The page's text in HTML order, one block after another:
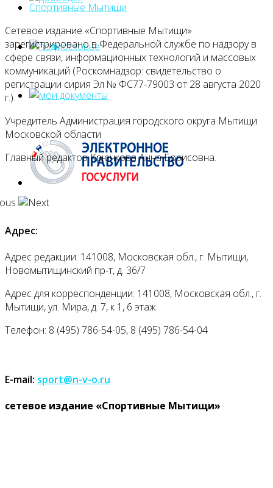
Спортивные Мытищи
Сетевое издание «Спортивные Мытищи»
зарегистрировано в Федеральной службе по надзору в
сфере связи, информационных технологий и массовых
коммуникаций (Роскомнадзор: свидетельство о
регистрации сирия Эл № ФС77-79003 от 28 августа 2020
г.).
Учредитель Администрация городского округа Мытищи
Московской области
Главный редактор Крючкова Анна Борисовна.
Адрес:
Адрес редакции: 141008, Московская обл., г. Мытищи,
Новомытищинский пр-т, д. 36/7
Адрес для корреспонденции: 141008, Московская обл., г.
Мытищи, ул. Мира, д. 7, к 1, 6 этаж
Телефон: 8 (495) 786-54-05, 8 (495) 786-54-04
E-mail: sport@n-v-o.ru
cетевое издание «Спортивные Мытищи»